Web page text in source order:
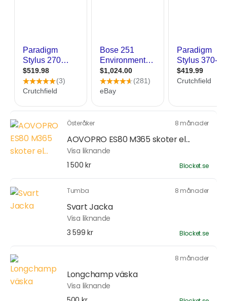
Österåker 8 månader
AOVOPRO ES80 M365 skoter el...
Visa liknande
1 500 kr
Blocket.se
Tumba 8 månader
Svart Jacka
Visa liknande
3 599 kr
Blocket.se
8 månader
Longchamp väska
Visa liknande